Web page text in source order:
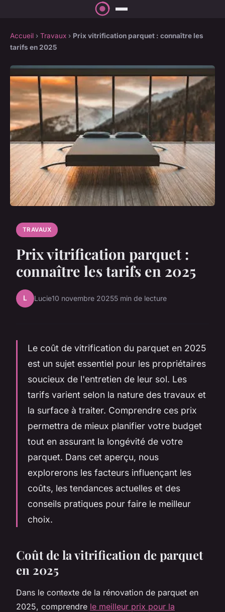
Accueil › Travaux › Prix vitrification parquet : connaître les
tarifs en 2025
TRAVAUX
Prix vitrification parquet :
connaître les tarifs en 2025
L Lucie10 novembre 20255 min de lecture
Le coût de vitrification du parquet en 2025
est un sujet essentiel pour les propriétaires
soucieux de l'entretien de leur sol. Les
tarifs varient selon la nature des travaux et
la surface à traiter. Comprendre ces prix
permettra de mieux planifier votre budget
tout en assurant la longévité de votre
parquet. Dans cet aperçu, nous
explorerons les facteurs influençant les
coûts, les tendances actuelles et des
conseils pratiques pour faire le meilleur
choix.
Coût de la vitrification de parquet
en 2025
Dans le contexte de la rénovation de parquet en
2025, comprendre le meilleur prix pour la